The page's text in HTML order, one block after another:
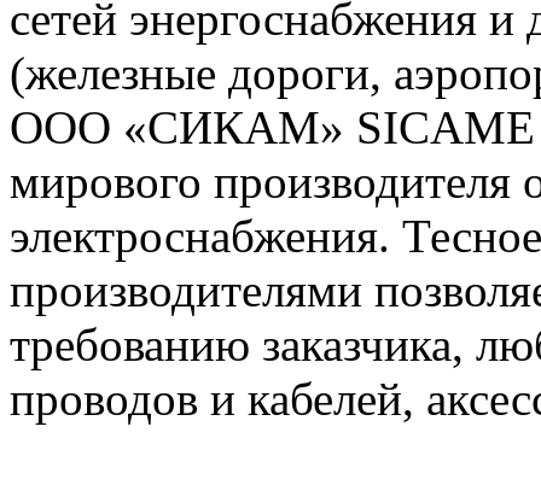
сетей энергоснабжения
(железные дороги,
ООО «СИКАМ» SICAME
мирового производителя
электроснабжения.
производителями
требованию заказчика,
проводов и кабелей,